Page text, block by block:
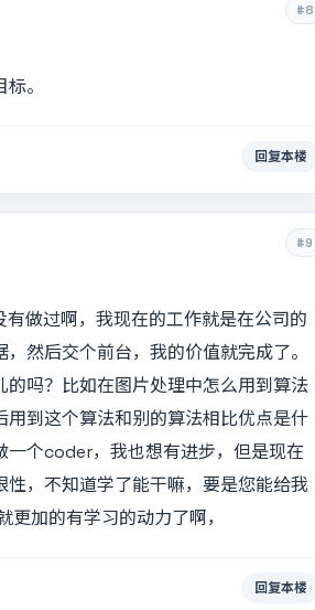
#8
。
回复本楼
#9
做过啊，我现在的工作就是在公司的
然后交个前台，我的价值就完成了。
吗？比如在图片处理中怎么用到算法
到这个算法和别的算法相比优点是什
一个coder，我也想有进步，但是现在
，不知道学了能干嘛，要是您能给我
加的有学习的动力了啊，
回复本楼